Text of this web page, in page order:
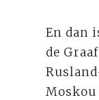
En dan
de
Moskou